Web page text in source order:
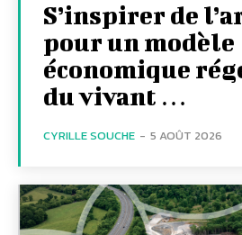
S’inspirer de
pour un modèle
économique
du vivant …
CYRILLE SOUCHE - 5 AOÛT 2026